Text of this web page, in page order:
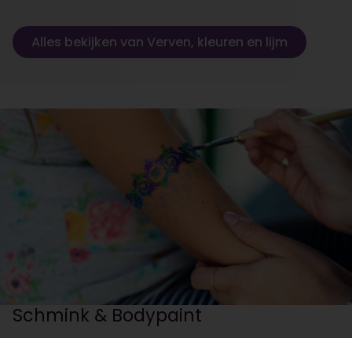
Alles bekijken van Verven, kleuren en lijm
Schmink & Bodypaint